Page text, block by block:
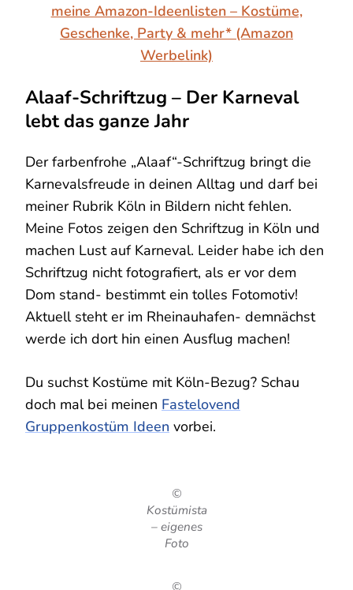
meine Amazon-Ideenlisten – Kostüme,
Geschenke, Party & mehr* (Amazon
Werbelink)
Alaaf-Schriftzug – Der Karneval
lebt das ganze Jahr
Der farbenfrohe „Alaaf“-Schriftzug bringt die
Karnevalsfreude in deinen Alltag und darf bei
meiner Rubrik Köln in Bildern nicht fehlen.
Meine Fotos zeigen den Schriftzug in Köln und
machen Lust auf Karneval. Leider habe ich den
Schriftzug nicht fotografiert, als er vor dem
Dom stand- bestimmt ein tolles Fotomotiv!
Aktuell steht er im Rheinauhafen- demnächst
werde ich dort hin einen Ausflug machen!
Du suchst Kostüme mit Köln-Bezug? Schau
doch mal bei meinen Fastelovend
Gruppenkostüm Ideen vorbei.
©
Kostümista
– eigenes
Foto
©